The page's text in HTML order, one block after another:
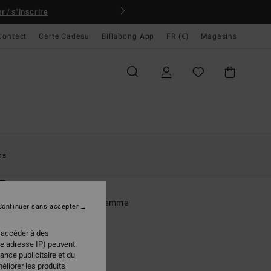
/ s'inscrire
Carte Cadeau Billabong App FR (€) Magasins
effet texturé froissé Noir Femme
30%
à des
adresse IP) peuvent
publicitaire et du
les produits
sans accepter